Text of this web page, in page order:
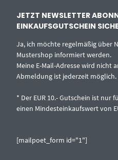
JETZT NEWSLETTER
EINKAUFSGUTSCHEIN
Ja, ich möchte regelmäßig über
Mustershop informiert werden.
Meine E-Mail-Adresse wird nicht
Abmeldung ist jederzeit möglich.
* Der EUR 10.- Gutschein ist
einen Mindesteinkaufswert von
[mailpoet_form id="1"]